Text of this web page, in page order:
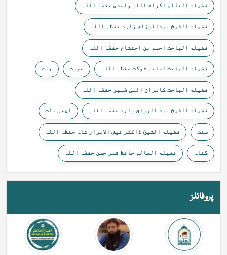
فضیلۃ العالم اکرام اللہ واحدی حفظہ اللہ
فضیلۃ الشیخ عبدالرزاق زاہد حفظہ اللہ
فضیلۃ الباحث احمد بن احتشام حفظہ اللہ
فضیلۃ الباحث اسامہ شوکت حفظہ اللہ عورت جنت
فضیلۃ الباحث کامران الہیٰ ظہیر حفظہ اللہ
فضیلۃ الشیخ عبد الرزاق زاہد حفظہ اللہ اچھی بات
سنت فضیلۃ الشیخ ڈاکٹر فیض الابرار شاہ حفظہ اللہ
گناہ فضیلۃ العالم حافظ قمر حسن حفظہ اللہ
پروفائلز